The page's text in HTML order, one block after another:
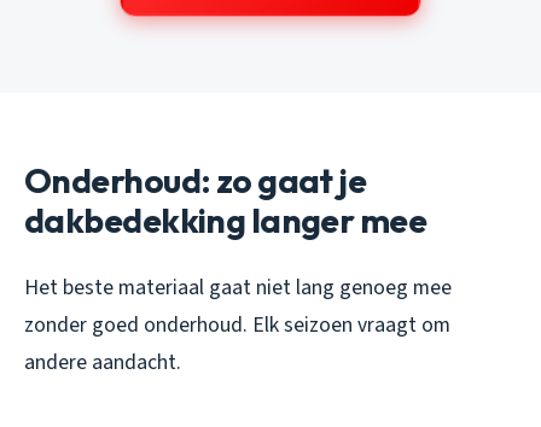
Onderhoud: zo gaat je
dakbedekking langer mee
Het beste materiaal gaat niet lang genoeg mee
zonder goed onderhoud. Elk seizoen vraagt om
andere aandacht.